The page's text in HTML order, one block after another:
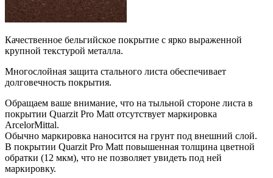
Качественное бельгийское покрытие с ярко выраженной
крупной текстурой металла.
Многослойная защита стального листа обеспечивает
долговечность покрытия.
Обращаем ваше внимание, что на тыльной стороне листа в
покрытии Quarzit Pro Matt отсутствует маркировка
ArcelorMittal.
Обычно маркировка наносится на грунт под внешний слой.
В покрытии Quarzit Pro Matt повышенная толщина цветной
обратки (12 мкм), что не позволяет увидеть под ней
маркировку.